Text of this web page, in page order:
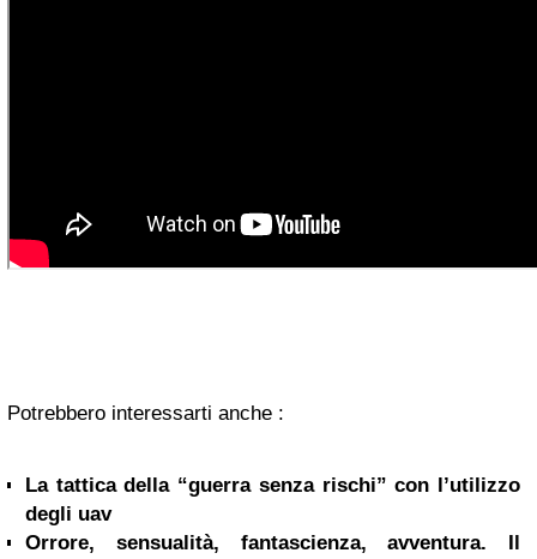
Potrebbero interessarti anche :
La tattica della “guerra senza rischi” con l’utilizzo
degli uav
Orrore, sensualità, fantascienza, avventura. Il